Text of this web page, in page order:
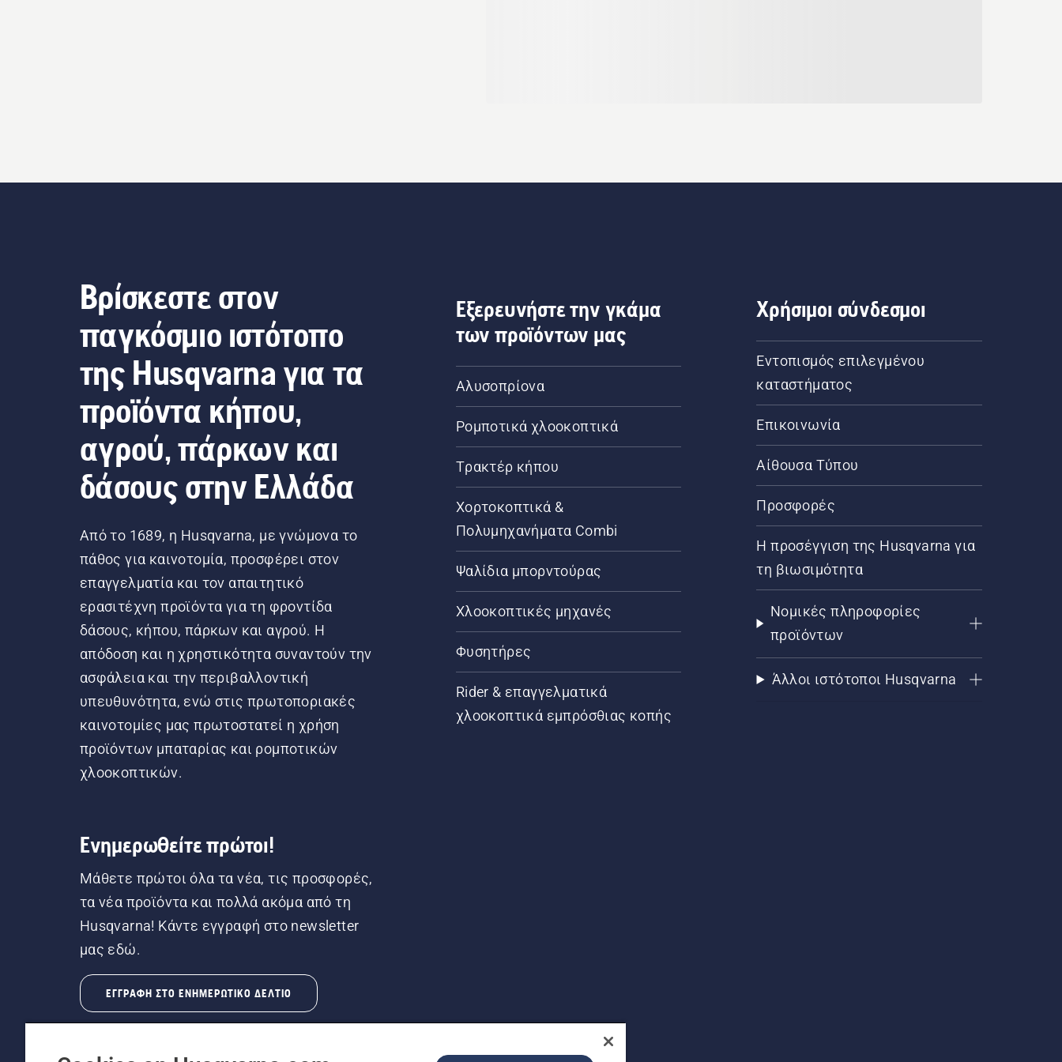
Βρίσκεστε στον
παγκόσμιο ιστότοπο
της Husqvarna για τα
προϊόντα κήπου,
αγρού, πάρκων και
δάσους στην Ελλάδα
Από το 1689, η Husqvarna, με γνώμονα το
πάθος για καινοτομία, προσφέρει στον
επαγγελματία και τον απαιτητικό
ερασιτέχνη προϊόντα για τη φροντίδα
δάσους, κήπου, πάρκων και αγρού. Η
απόδοση και η χρηστικότητα συναντούν την
ασφάλεια και την περιβαλλοντική
υπευθυνότητα, ενώ στις πρωτοποριακές
καινοτομίες μας πρωτοστατεί η χρήση
προϊόντων μπαταρίας και ρομποτικών
χλοοκοπτικών.
Ενημερωθείτε πρώτοι!
Μάθετε πρώτοι όλα τα νέα, τις προσφορές,
τα νέα προϊόντα και πολλά ακόμα από τη
Husqvarna! Κάντε εγγραφή στο newsletter
μας εδώ.
ΕΓΓΡΑΦΉ ΣΤΟ ΕΝΗΜΕΡΩΤΙΚΌ ΔΕΛΤΊΟ
Εξερευνήστε την γκάμα
των προϊόντων μας
Αλυσοπρίονα
Ρομποτικά χλοοκοπτικά
Τρακτέρ κήπου
Χορτοκοπτικά &
Πολυμηχανήματα Combi
Ψαλίδια μπορντούρας
Χλοοκοπτικές μηχανές
Φυσητήρες
Rider & επαγγελματικά
χλοοκοπτικά εμπρόσθιας κοπής
Χρήσιμοι σύνδεσμοι
Εντοπισμός επιλεγμένου
καταστήματος
Επικοινωνία
Αίθουσα Τύπου
Προσφορές
Η προσέγγιση της Husqvarna για
τη βιωσιμότητα
Νομικές πληροφορίες
προϊόντων
Άλλοι ιστότοποι Husqvarna